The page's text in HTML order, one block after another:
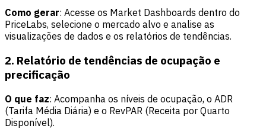
Como gerar: Acesse os Market Dashboards dentro do
PriceLabs, selecione o mercado alvo e analise as
visualizações de dados e os relatórios de tendências.
2. Relatório de tendências de ocupação e
precificação
O que faz: Acompanha os níveis de ocupação, o ADR
(Tarifa Média Diária) e o RevPAR (Receita por Quarto
Disponível).